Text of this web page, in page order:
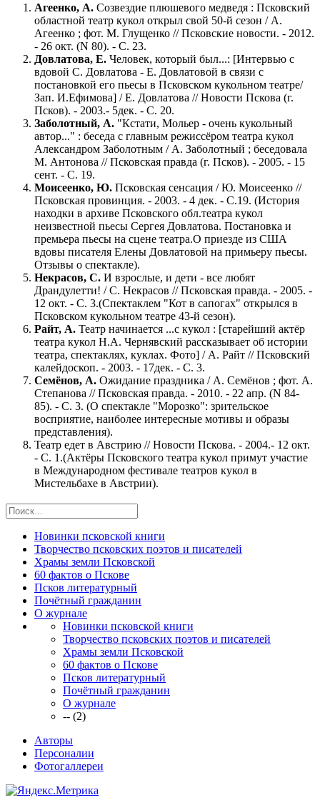
Агеенко, А. Созвездие плюшевого медведя : Псковский
областной театр кукол открыл свой 50-й сезон / А.
Агеенко ; фот. М. Глущенко // Псковские новости. - 2012.
- 26 окт. (N 80). - С. 23.
Довлатова, Е. Человек, который был...: [Интервью с
вдовой С. Довлатова - Е. Довлатовой в связи с
постановкой его пьесы в Псковском кукольном театре/
Зап. И.Ефимова] / Е. Довлатова // Новости Пскова (г.
Псков). - 2003.- 5дек. - С. 20.
Заболотный, А. "Кстати, Мольер - очень кукольный
автор..." : беседа с главным режиссёром театра кукол
Александром Заболотным / А. Заболотный ; беседовала
М. Антонова // Псковская правда (г. Псков). - 2005. - 15
сент. - С. 19.
Моисеенко, Ю. Псковская сенсация / Ю. Моисеенко //
Псковская провинция. - 2003. - 4 дек. - С.19. (История
находки в архиве Псковского обл.театра кукол
неизвестной пьесы Сергея Довлатова. Постановка и
премьера пьесы на сцене театра.О приезде из США
вдовы писателя Елены Довлатовой на примьеру пьесы.
Отзывы о спектакле).
Некрасов, С. И взрослые, и дети - все любят
Драндулетти! / С. Некрасов // Псковская правда. - 2005. -
12 окт. - С. 3.(Спектаклем "Кот в сапогах" открылся в
Псковском кукольном театре 43-й сезон).
Райт, А. Театр начинается ...с кукол : [старейший актёр
театра кукол Н.А. Чернявский рассказывает об истории
театра, спектаклях, куклах. Фото] / А. Райт // Псковский
калейдоскоп. - 2003. - 17дек. - С. 3.
Семёнов, А. Ожидание праздника / А. Семёнов ; фот. А.
Степанова // Псковская правда. - 2010. - 22 апр. (N 84-
85). - С. 3. (О спектакле "Морозко": зрительское
восприятие, наиболее интересные мотивы и образы
представления).
Театр едет в Австрию // Новости Пскова. - 2004.- 12 окт.
- С. 1.(Актёры Псковского театра кукол примут участие
в Международном фестивале театров кукол в
Мистельбахе в Австрии).
Новинки псковской книги
Творчество псковских поэтов и писателей
Храмы земли Псковской
60 фактов о Пскове
Псков литературный
Почётный гражданин
О журнале
Новинки псковской книги
Творчество псковских поэтов и писателей
Храмы земли Псковской
60 фактов о Пскове
Псков литературный
Почётный гражданин
О журнале
-- (2)
Авторы
Персоналии
Фотогаллереи